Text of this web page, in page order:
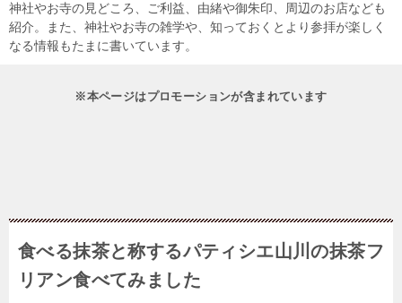
神社やお寺の見どころ、ご利益、由緒や御朱印、周辺のお店なども
紹介。また、神社やお寺の雑学や、知っておくとより参拝が楽しく
なる情報もたまに書いています。
※本ページはプロモーションが含まれています
食べる抹茶と称するパティシエ山川の抹茶フ
リアン食べてみました